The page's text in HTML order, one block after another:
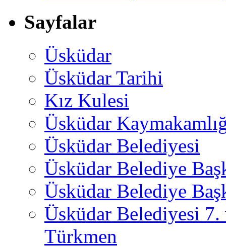
Sayfalar
Üsküdar
Üsküdar Tarihi
Kız Kulesi
Üsküdar
Üsküdar Belediyesi
Üsküdar Belediye
Üsküdar Belediye
Üsküdar Belediyesi
Türkmen